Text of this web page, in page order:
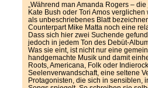
„Während man Amanda Rogers –
Kate Bush oder Tori Amos
als unbeschriebenes Blatt
Counterpart Mike Matta noch eine
Dass sich hier zwei Suchende
jedoch in jedem Ton des Debüt-
Was sie eint, ist nicht nur eine
handgemachte Musik und damit
Roots, Americana, Folk oder
Seelenverwandschaft, eine seltene
Protagonisten, die sich in sensiblen,